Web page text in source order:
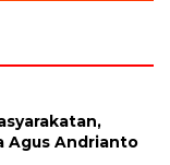
Agus Andrianto